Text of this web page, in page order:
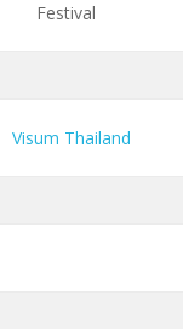
Festival
Visum Thailand